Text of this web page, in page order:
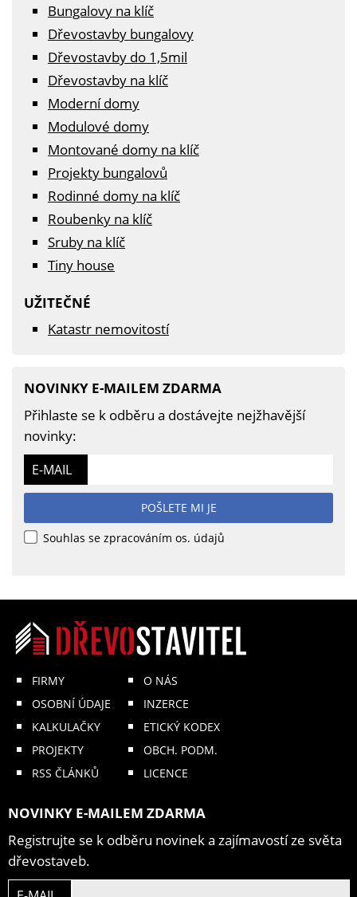
Bungalovy na klíč
Dřevostavby bungalovy
Dřevostavby do 1,5mil
Dřevostavby na klíč
Moderní domy
Modulové domy
Montované domy na klíč
Projekty bungalovů
Rodinné domy na klíč
Roubenky na klíč
Sruby na klíč
Tiny house
UŽITEČNÉ
Katastr nemovitostí
NOVINKY E-MAILEM ZDARMA
Přihlaste se k odběru a dostávejte nejžhavější
novinky:
E-MAIL
POŠLETE MI JE
Souhlas se zpracováním os. údajů
FIRMY
OSOBNÍ ÚDAJE
KALKULAČKY
PROJEKTY
RSS ČLÁNKŮ
O NÁS
INZERCE
ETICKÝ KODEX
OBCH. PODM.
LICENCE
NOVINKY E-MAILEM ZDARMA
Registrujte se k odběru novinek a zajímavostí ze světa
dřevostaveb.